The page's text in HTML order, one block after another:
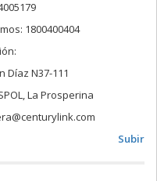
1800400404
Díaz N37-111
La Prosperina
Subir